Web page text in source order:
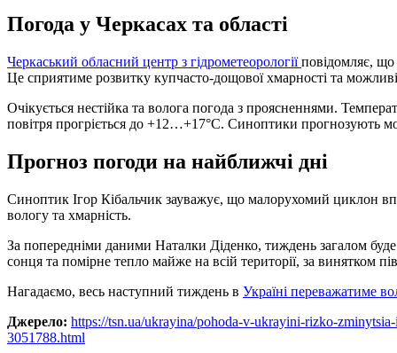
Погода у Черкасах та області
Черкаський обласний центр з гідрометеорологіїповідомляє, що
Це сприятиме розвитку купчасто-дощової хмарності та
Очікується нестійка та волога погода з проясненнями.
повітря прогріється до +12…+17°C. Синоптики прогнозують
Прогноз погоди на найближчі дні
Синоптик Ігор Кібальчик зауважує, що малорухомий циклон
вологу та хмарність.
За попередніми даними Наталки Діденко, тиждень загалом
сонця та помірне тепло майже на всій території, за винятком
Нагадаємо, весь наступний тиждень в Україні переважатиме
Джерело: https://tsn.ua/ukrayina/pohoda-v-ukrayini-rizko-
3051788.html